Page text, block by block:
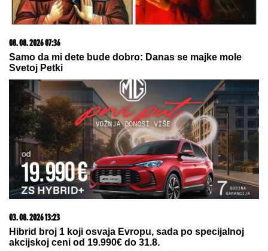
09. 07. 2026 09:20
Komfor po meri klijenata: nova linija paketa ALTA
banke